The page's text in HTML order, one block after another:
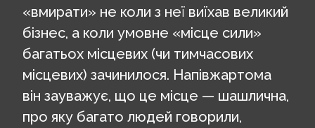
«вмирати» не коли з неї виїхав великий
бізнес, а коли умовне «місце сили»
багатьох місцевих (чи тимчасових
місцевих) зачинилося. Напівжартома
він зауважує, що це місце — шашлична,
про яку багато людей говорили,